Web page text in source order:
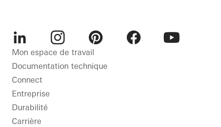
LinkedInInstagramPinterest
Mon espace de travail
Documentation technique
Connect
Entreprise
Durabilité
Carrière